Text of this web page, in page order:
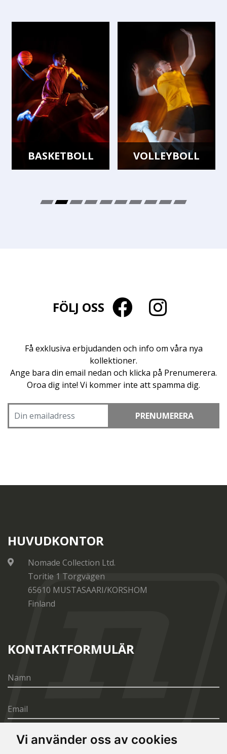
Vi använder oss av cookies
VOLLEYBOLL HANDBOLL
FÖLJ OSS
Få exklusiva erbjudanden och info om våra nya
kollektioner.
Ange bara din email nedan och klicka på Prenumerera.
Oroa dig inte! Vi kommer inte att spamma dig.
PRENUMERERA
HUVUDKONTOR
Nomade Collection Ltd.
Toritie 1 Torgvägen
65610 MUSTASAARI/KORSHOM
Finland
KONTAKTFORMULÄR